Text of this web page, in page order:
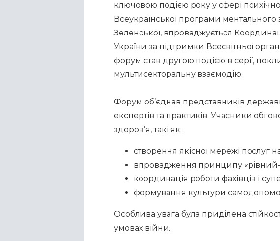
ключовою подією року у сфері
Всеукраїнської програми ментального
Зеленської, впроваджується
України за підтримки Всесвітньої
форум став другою подією в серії,
мультисекторальну взаємодію.
Форум об’єднав представників
експертів та практиків. Учасники
здоров’я, такі як:
створення якісної мережі послуг
впровадження принципу «рівний-
координація роботи фахівців і
формування культури
Особлива увага була приділена
умовах війни.